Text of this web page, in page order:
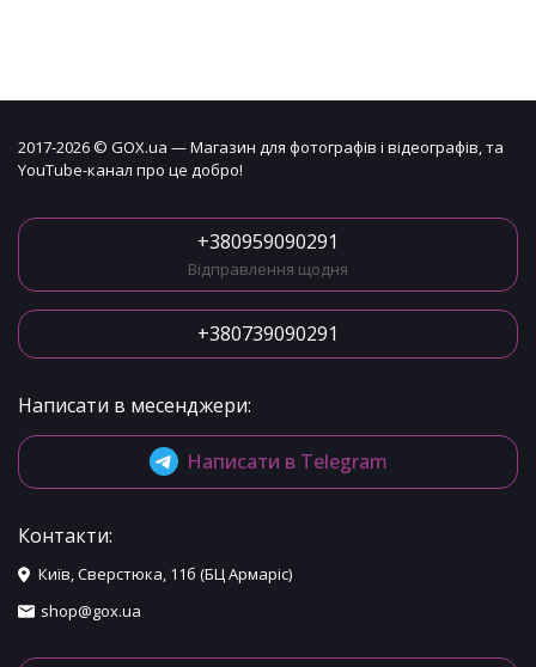
2017-2026 © GOX.ua — Магазин для фотографів і відеографів, та
YouTube-канал про це добро!
+380959090291
Відправлення щодня
+380739090291
Написати в месенджери:
Написати в Telegram
Контакти:
Київ, Сверстюка, 11б (БЦ Армаріс)
shop@gox.ua